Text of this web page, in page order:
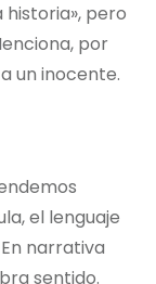
historia», pero
por
un inocente.
el lenguaje
narrativa
sentido.